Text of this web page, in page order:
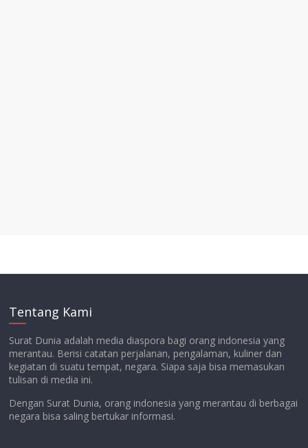
Tentang Kami
Surat Dunia adalah media diaspora bagi orang indonesia yang
merantau. Berisi catatan perjalanan, pengalaman, kuliner dan
kegiatan di suatu tempat, negara. Siapa saja bisa memasukan
tulisan di media ini.
Dengan Surat Dunia, orang indonesia yang merantau di berbagai
negara bisa saling bertukar informasi.